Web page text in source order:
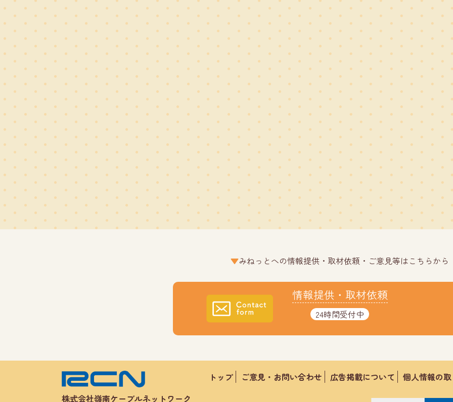
みねっとへの情報提供・取材依頼・ご意見等はこちらから
情報提供・取材依頼
24時間受付中
株式会社嶺南ケーブルネットワーク
トップ ご意見・お問い合わせ 広告掲載について 個人情報の